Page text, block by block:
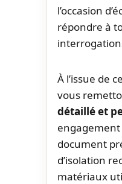
l’occasion
répondre à
À l’issue de
vous
détaillé et
document
d’isolation
matériaux